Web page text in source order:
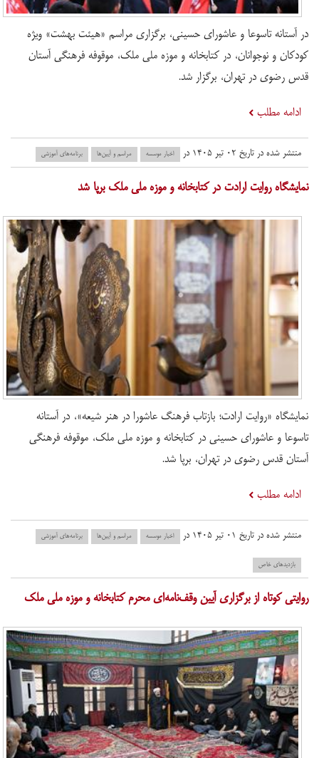
در آستانه تاسوعا و عاشورای حسینی، برگزاری مراسم «هیئت بهشت» ویژه
کودکان و نوجوانان، در کتابخانه و موزه ملی ملک، موقوفه فرهنگی آستان
قدس رضوی در تهران، برگزار شد.
ادامه مطلب
منتشر شده در تاریخ ۰۲ تیر ۱۴۰۵ در اخبار موسسه مراسم و آیین‌ها برنامه‌های آموزشی
نمایشگاه روایت ارادت در کتابخانه و موزه ملی ملک برپا شد
نمایشگاه «روایت ارادت؛ بازتاب فرهنگ عاشورا در هنر شیعه»، در آستانه
تاسوعا و عاشورای حسینی در کتابخانه و موزه ملی ملک، موقوفه فرهنگی
آستان قدس رضوی در تهران، برپا شد.
ادامه مطلب
منتشر شده در تاریخ ۰۱ تیر ۱۴۰۵ در اخبار موسسه مراسم و آیین‌ها برنامه‌های آموزشی
بازدید‌های خاص
روایتی کوتاه از برگزاری آیین وقف‌نامه‌ای محرم کتابخانه و موزه ملی ملک